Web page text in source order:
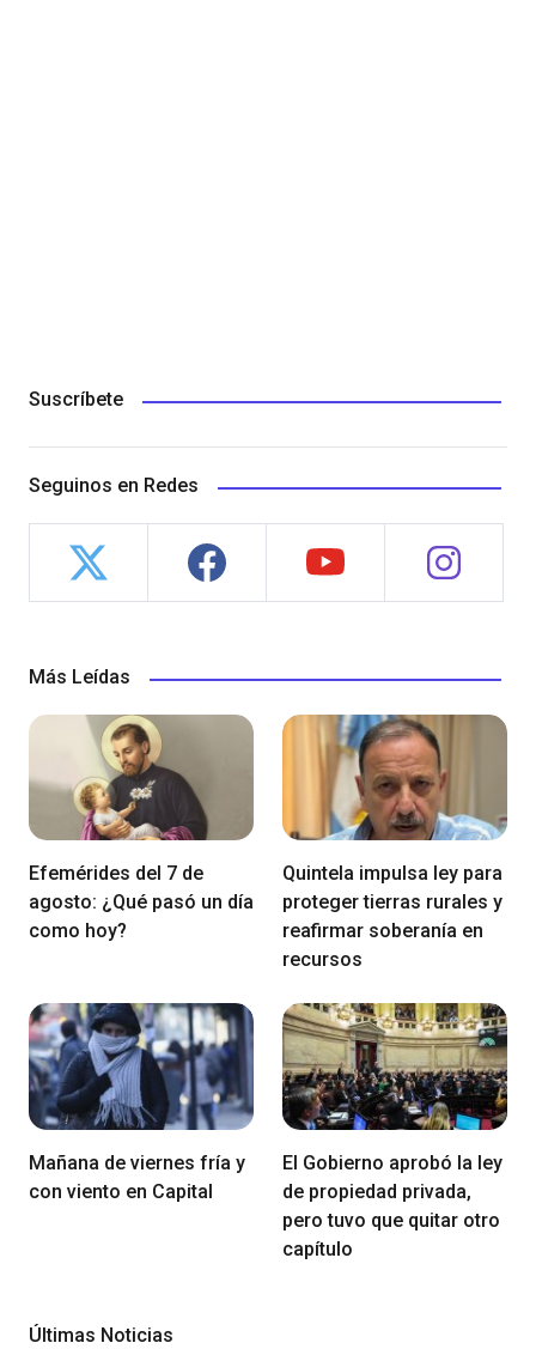
Suscríbete
Seguinos en Redes
Más Leídas
Efemérides del 7 de
agosto: ¿Qué pasó un día
como hoy?
Quintela impulsa ley para
proteger tierras rurales y
reafirmar soberanía en
recursos
Mañana de viernes fría y
con viento en Capital
El Gobierno aprobó la ley
de propiedad privada,
pero tuvo que quitar otro
capítulo
Últimas Noticias